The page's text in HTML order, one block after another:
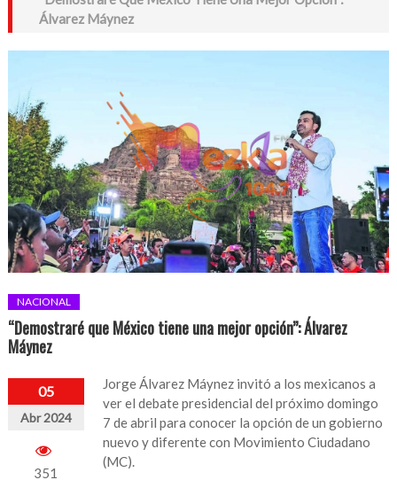
Álvarez Máynez
NACIONAL
“Demostraré que México tiene una mejor opción”: Álvarez
Máynez
05
Abr 2024
351
Jorge Álvarez Máynez invitó a los mexicanos a
ver el debate presidencial del próximo domingo
7 de abril para conocer la opción de un gobierno
nuevo y diferente con Movimiento Ciudadano
(MC).